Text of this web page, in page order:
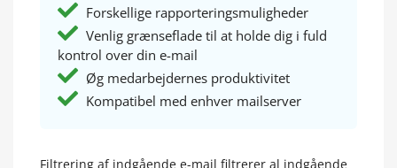
Forskellige rapporteringsmuligheder
Venlig grænseflade til at holde dig i fuld
kontrol over din e-mail
Øg medarbejdernes produktivitet
Kompatibel med enhver mailserver
Filtrering af indgående e-mail filtrerer al indgående